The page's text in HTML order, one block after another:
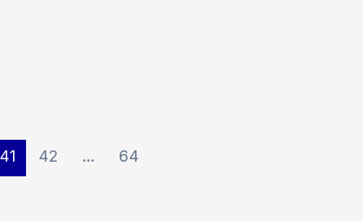
41 42 … 64